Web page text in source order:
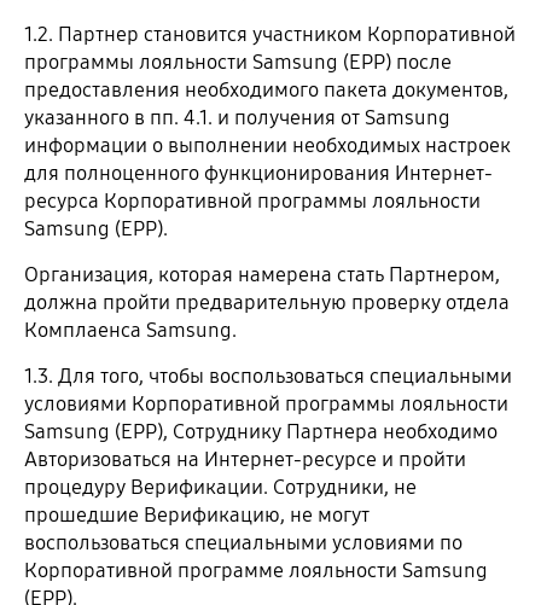
1.2. Партнер становится участником Корпоративной
программы лояльности Samsung (EPP) после
предоставления необходимого пакета документов,
указанного в пп. 4.1. и получения от Samsung
информации о выполнении необходимых настроек
для полноценного функционирования Интернет-
ресурса Корпоративной программы лояльности
Samsung (EPP).
Организация, которая намерена стать Партнером,
должна пройти предварительную проверку отдела
Комплаенса Samsung.
1.3. Для того, чтобы воспользоваться специальными
условиями Корпоративной программы лояльности
Samsung (EPP), Сотруднику Партнера необходимо
Авторизоваться на Интернет-ресурсе и пройти
процедуру Верификации. Сотрудники, не
прошедшие Верификацию, не могут
воспользоваться специальными условиями по
Корпоративной программе лояльности Samsung
(EPP).